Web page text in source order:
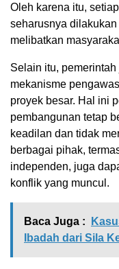
Oleh karena itu,
seharusnya
melibatkan
Selain itu,
mekanisme
proyek besar. Hal ini
pembangunan tetap
keadilan dan tidak
berbagai pihak,
independen, juga
konflik yang muncul.
Baca Juga :
Ibadah dari Sila